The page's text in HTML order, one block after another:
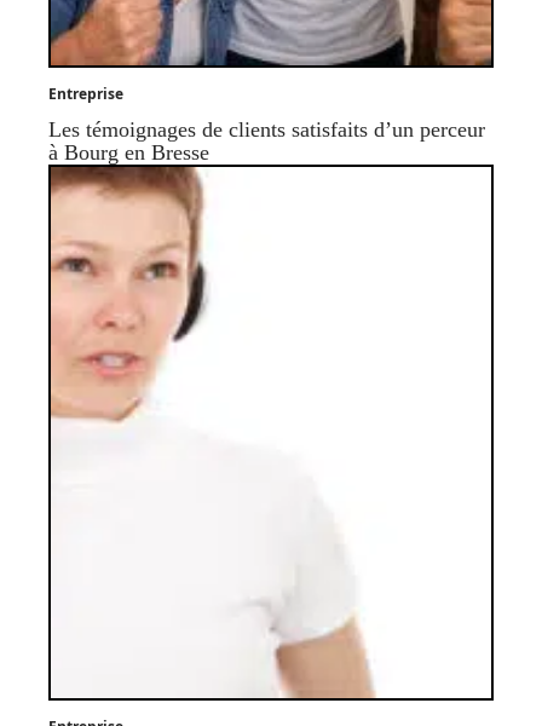
Entreprise
Les témoignages de clients satisfaits d’un perceur
à Bourg en Bresse